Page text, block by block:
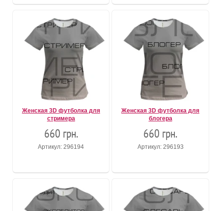
Женская 3D футболка для
стримера
660 грн.
Артикул: 296194
Женская 3D футболка для
блогера
660 грн.
Артикул: 296193